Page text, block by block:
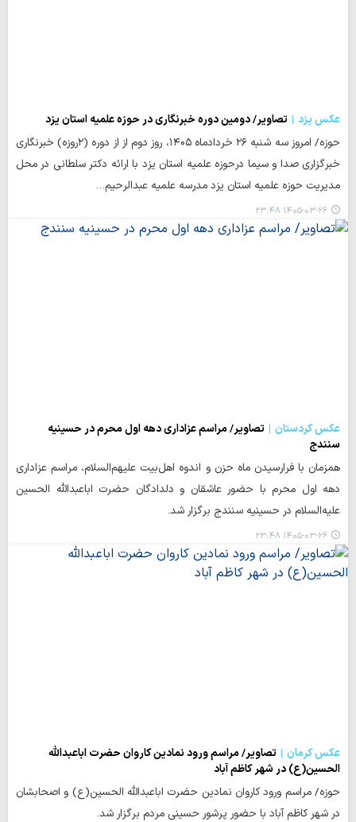
عکس یزد
تصاویر/ دومین دوره خبرنگاری در حوزه علمیه استان یزد
حوزه/ امروز سه شنبه ٢۶ خردادماه ١۴٠۵، روز دوم از از دوره (٢روزه) خبرنگاری
خبرگزاری صدا و سیما درحوزه علمیه استان یزد با ارائه دکتر سلطانی در محل
مدیریت حوزه علمیه استان یزد مدرسه علمیه عبدالرحیم…
۱۴۰۵-۰۳-۲۶ ۲۳:۴۸
عکس کردستان
تصاویر/ مراسم عزاداری دهه اول محرم در حسینیه
سنندج
همزمان با فرارسیدن ماه حزن و اندوه اهل‌بیت علیهم‌السلام، مراسم عزاداری
دهه اول محرم با حضور عاشقان و دلدادگان حضرت اباعبدالله الحسین
علیه‌السلام در حسینیه سنندج برگزار شد.
۱۴۰۵-۰۳-۲۶ ۲۳:۴۸
عکس کرمان
تصاویر/ مراسم ورود نمادین کاروان حضرت اباعبدالله
الحسین(ع) در شهر کاظم آباد
حوزه/ مراسم ورود کاروان نمادین حضرت اباعبدالله الحسین(ع) و اصحابشان
در شهر کاظم آباد با حضور پرشور حسینی مردم‌ برگزار شد.